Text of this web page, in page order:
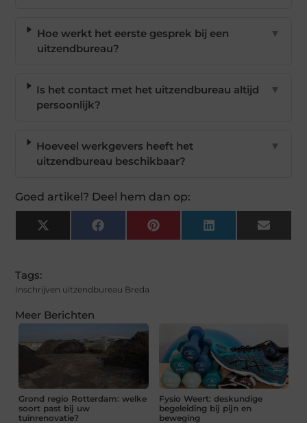
Hoe werkt het eerste gesprek bij een
uitzendbureau?
▼
Is het contact met het uitzendbureau altijd
persoonlijk?
▼
Hoeveel werkgevers heeft het
uitzendbureau beschikbaar?
▼
Goed artikel? Deel hem dan op:
X
(Twitter)
FacebookPinterest LinkedIn Email
Tags:
Inschrijven uitzendbureau Breda
Meer Berichten
Grond regio Rotterdam: welke
soort past bij uw
tuinrenovatie?
Fysio Weert: deskundige
begeleiding bij pijn en
beweging